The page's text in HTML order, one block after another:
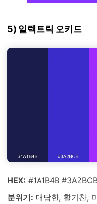
5) 일렉트릭 오키드
HEX: #1A1B4B
분위기: 대담한, 활기찬,